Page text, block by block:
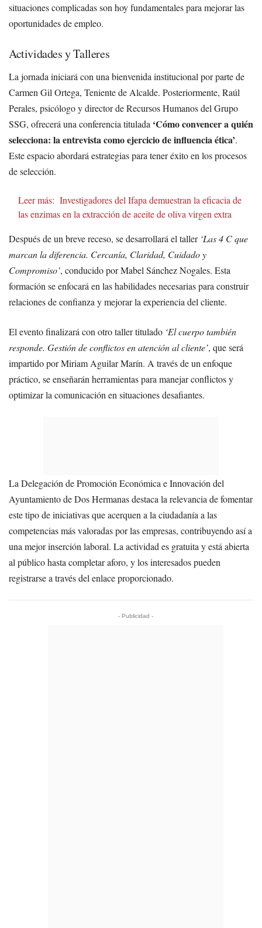
situaciones complicadas son hoy fundamentales para mejorar las
oportunidades de empleo.
Actividades y Talleres
La jornada iniciará con una bienvenida institucional por parte de
Carmen Gil Ortega, Teniente de Alcalde. Posteriormente, Raúl
Perales, psicólogo y director de Recursos Humanos del Grupo
SSG, ofrecerá una conferencia titulada ‘Cómo convencer a quién
selecciona: la entrevista como ejercicio de influencia ética’.
Este espacio abordará estrategias para tener éxito en los procesos
de selección.
Leer más: Investigadores del Ifapa demuestran la eficacia de
las enzimas en la extracción de aceite de oliva virgen extra
Después de un breve receso, se desarrollará el taller ‘Las 4 C que
marcan la diferencia. Cercanía, Claridad, Cuidado y
Compromiso’, conducido por Mabel Sánchez Nogales. Esta
formación se enfocará en las habilidades necesarias para construir
relaciones de confianza y mejorar la experiencia del cliente.
El evento finalizará con otro taller titulado ‘El cuerpo también
responde. Gestión de conflictos en atención al cliente’, que será
impartido por Miriam Aguilar Marín. A través de un enfoque
práctico, se enseñarán herramientas para manejar conflictos y
optimizar la comunicación en situaciones desafiantes.
La Delegación de Promoción Económica e Innovación del
Ayuntamiento de Dos Hermanas destaca la relevancia de fomentar
este tipo de iniciativas que acerquen a la ciudadanía a las
competencias más valoradas por las empresas, contribuyendo así a
una mejor inserción laboral. La actividad es gratuita y está abierta
al público hasta completar aforo, y los interesados pueden
registrarse a través del enlace proporcionado.
- Publicidad -